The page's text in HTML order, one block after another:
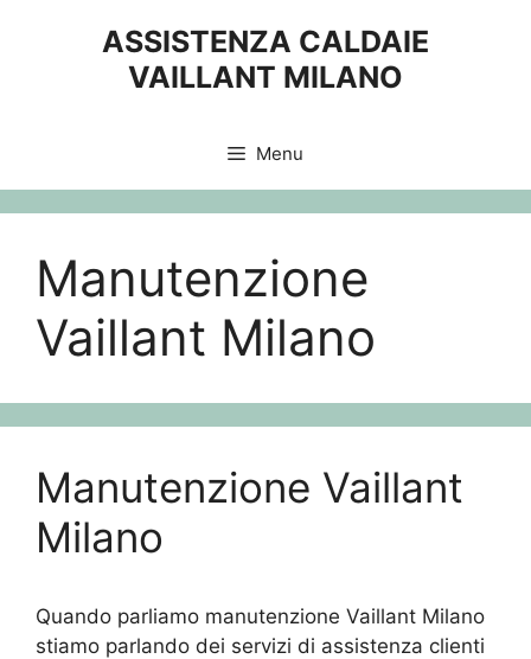
ASSISTENZA CALDAIE
VAILLANT MILANO
Menu
Manutenzione
Vaillant Milano
Manutenzione Vaillant
Milano
Quando parliamo manutenzione Vaillant Milano
stiamo parlando dei servizi di assistenza clienti